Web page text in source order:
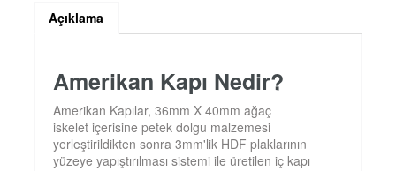
Açıklama
Amerikan Kapı Nedir?
Amerikan Kapılar, 36mm X 40mm ağaç
iskelet içerisine petek dolgu malzemesi
yerleştirildikten sonra 3mm'lik HDF plaklarının
yüzeye yapıştırılması sistemi ile üretilen iç kapı